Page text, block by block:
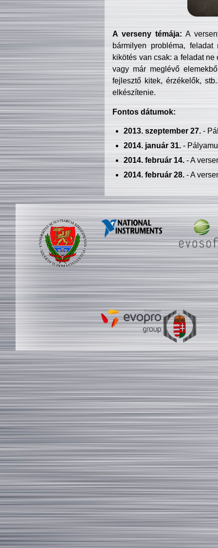
A verseny témája: A
bármilyen probléma, feladat
kikötés van csak: a feladat
vagy már meglévő
fejlesztő kitek, érzékelők,
elkészítenie.
Fontos dátumok:
2013. szeptember 27.-
2014. január 31.-
2014. február 14.- A
2014. február 28.- A